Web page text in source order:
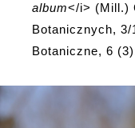
album</i> (Mill.)
Botanicznych,
Botaniczne, 6